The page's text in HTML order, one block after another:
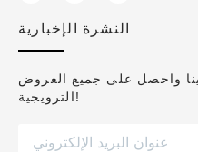
النشرة الإخبارية
واحصل على جميع العروض
الترويجية!